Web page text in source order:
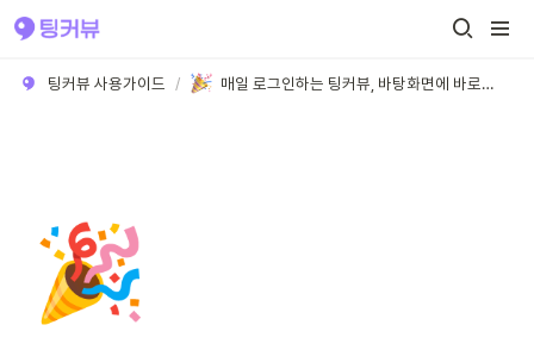
팅커뷰 사용가이드 / 매일 로그인하는 팅커뷰, 바탕화면에 바로가기 만들기
🎉